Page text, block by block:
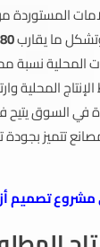
المستوردة
ما يقارب80%
نسبة
المحلية
في السوق يتيح
تتميز بجودة
تصميم